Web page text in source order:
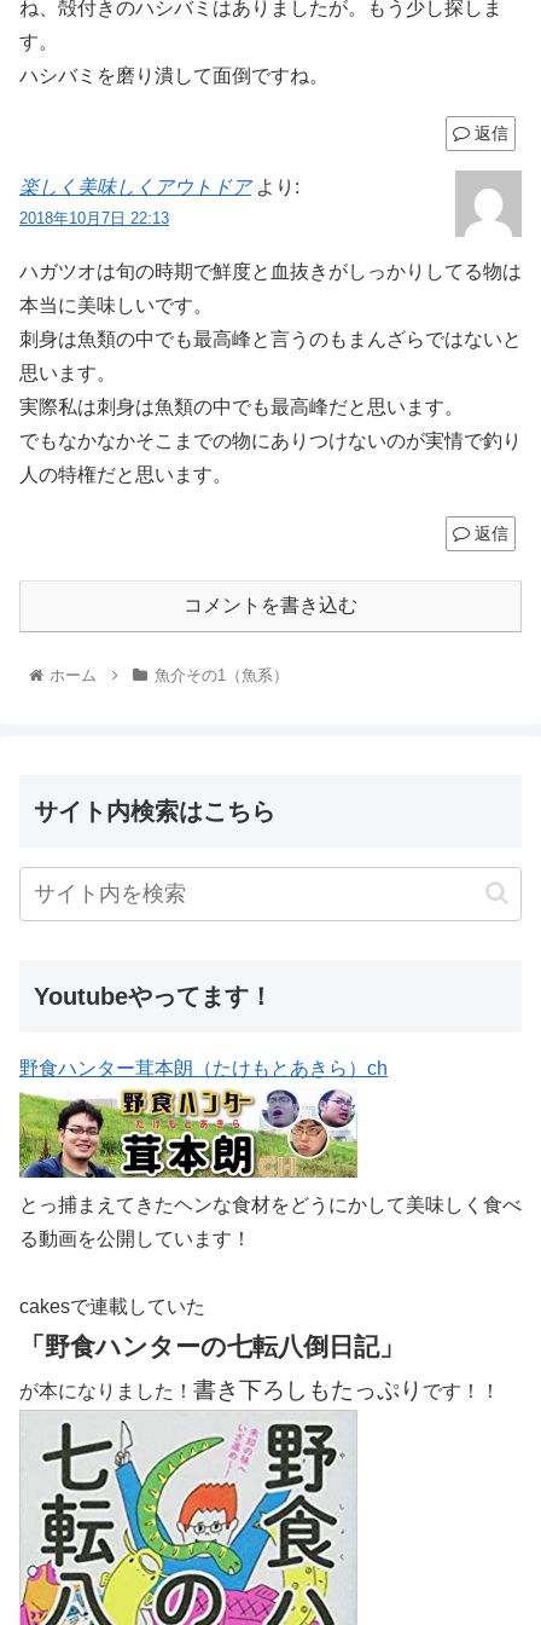
ね、殻付きのハシバミはありましたが。もう少し探しま
す。
ハシバミを磨り潰して面倒ですね。
返信
楽しく美味しくアウトドア より:
2018年10月7日 22:13
ハガツオは旬の時期で鮮度と血抜きがしっかりしてる物は
本当に美味しいです。
刺身は魚類の中でも最高峰と言うのもまんざらではないと
思います。
実際私は刺身は魚類の中でも最高峰だと思います。
でもなかなかそこまでの物にありつけないのが実情で釣り
人の特権だと思います。
返信
コメントを書き込む
ホーム 魚介その1（魚系）
サイト内検索はこちら
Youtubeやってます！
野食ハンター茸本朗（たけもとあきら）ch
とっ捕まえてきたヘンな食材をどうにかして美味しく食べ
る動画を公開しています！
cakesで連載していた
「野食ハンターの七転八倒日記」
が本になりました！ 書き下ろしもたっぷり です！！